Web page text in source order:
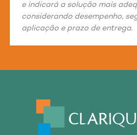
e indicará a solução mais
considerando desempenho,
aplicação e prazo de entrega.